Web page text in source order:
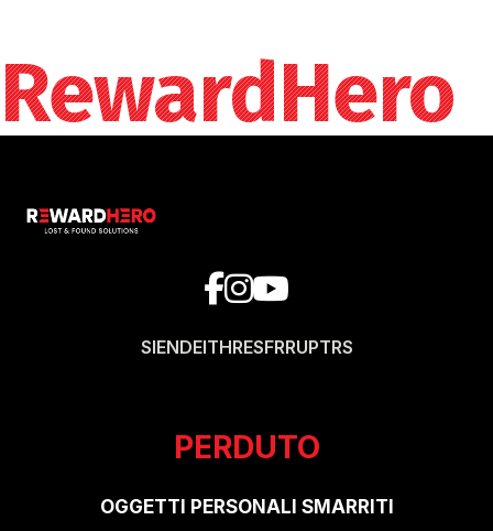
RewardHero
SIENDEITHRESFRRUPTRS
PERDUTO
OGGETTI PERSONALI SMARRITI